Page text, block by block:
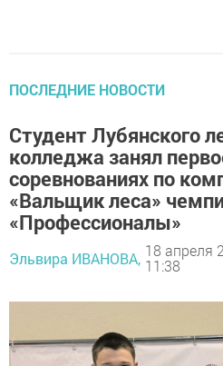
ПОСЛЕДНИЕ НОВОСТИ
Студент Лубянского
колледжа занял
соревнованиях по
«Вальщик леса»
«Профессионалы»
Эльвира ИВАНОВА, 18 апреля
11:38